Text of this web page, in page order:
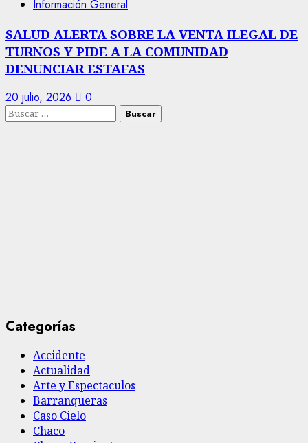
Información General
SALUD ALERTA SOBRE LA VENTA ILEGAL DE
TURNOS Y PIDE A LA COMUNIDAD
DENUNCIAR ESTAFAS
20 julio, 2026
0
Buscar:
Categorías
Accidente
Actualidad
Arte y Espectaculos
Barranqueras
Caso Cielo
Chaco